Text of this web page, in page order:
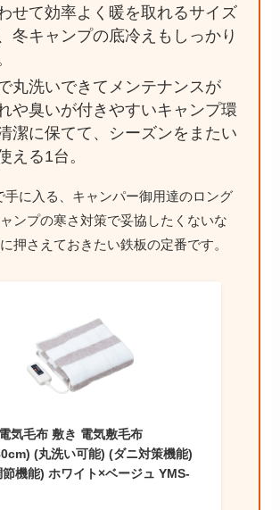
せて効率よく暖を取れるサイズ
冬キャンプの底冷えもしっかり
丸洗いできてメンテナンスが
や臭いが付きやすいキャンプ環
潔に保てて、シーズンをまたい
える1台。
手に入る、キャンパー御用達のロング
ンプの寒さ対策で妥協したくないな
押さえておきたい鉄板の定番です。
気毛布 敷き 電気敷毛布
(丸洗い可能) (ダニ対策機能)
機能) ホワイト×ベージュ YMS-